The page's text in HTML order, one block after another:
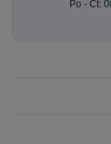
Po - Čt: